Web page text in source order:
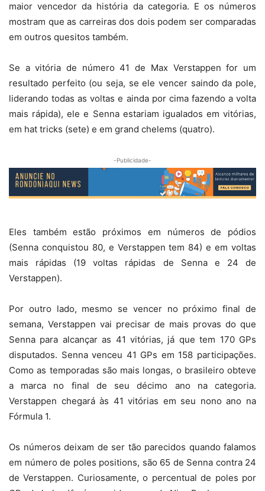
maior vencedor da história da categoria. E os números
mostram que as carreiras dos dois podem ser comparadas
em outros quesitos também.
Se a vitória de número 41 de Max Verstappen for um
resultado perfeito (ou seja, se ele vencer saindo da pole,
liderando todas as voltas e ainda por cima fazendo a volta
mais rápida), ele e Senna estariam igualados em vitórias,
em hat tricks (sete) e em grand chelems (quatro).
-Publicidade-
Eles também estão próximos em números de pódios
(Senna conquistou 80, e Verstappen tem 84) e em voltas
mais rápidas (19 voltas rápidas de Senna e 24 de
Verstappen).
Por outro lado, mesmo se vencer no próximo final de
semana, Verstappen vai precisar de mais provas do que
Senna para alcançar as 41 vitórias, já que tem 170 GPs
disputados. Senna venceu 41 GPs em 158 participações.
Como as temporadas são mais longas, o brasileiro obteve
a marca no final de seu décimo ano na categoria.
Verstappen chegará às 41 vitórias em seu nono ano na
Fórmula 1.
Os números deixam de ser tão parecidos quando falamos
em número de poles positions, são 65 de Senna contra 24
de Verstappen. Curiosamente, o percentual de poles por